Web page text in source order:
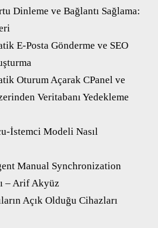
Dinleme ve Bağlantı Sağlama:
E-Posta Gönderme ve SEO
Oturum Açarak CPanel ve
Veritabanı Yedekleme
İstemci Modeli Nasıl
Manual Synchronization
– Arif Akyüz
Açık Olduğu Cihazları